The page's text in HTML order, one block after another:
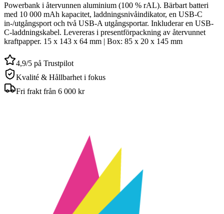
Powerbank i återvunnen aluminium (100 % rAL). Bärbart batteri
med 10 000 mAh kapacitet, laddningsnivåindikator, en USB-C
in-/utgångsport och två USB-A utgångsportar. Inkluderar en USB-
C-laddningskabel. Levereras i presentförpackning av återvunnet
kraftpapper. 15 x 143 x 64 mm | Box: 85 x 20 x 145 mm
4,9/5 på Trustpilot
Kvalité & Hållbarhet i fokus
Fri frakt från 6 000 kr